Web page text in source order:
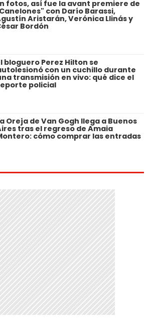
fotos, así fue la avant premiere de
con Darío Barassi,
Aristarán, Verónica Llinás y
Bordón
bloguero Perez Hilton se
con un cuchillo durante
transmisión en vivo: qué dice el
policial
Oreja de Van Gogh llega a Buenos
tras el regreso de Amaia
cómo comprar las entradas